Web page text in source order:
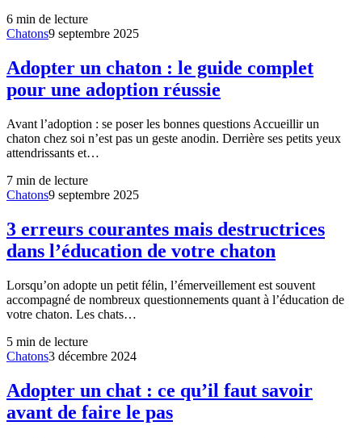
6 min de lecture
Chatons9 septembre 2025
Adopter un chaton : le guide complet
pour une adoption réussie
Avant l’adoption : se poser les bonnes questions Accueillir un
chaton chez soi n’est pas un geste anodin. Derrière ses petits yeux
attendrissants et…
7 min de lecture
Chatons9 septembre 2025
3 erreurs courantes mais destructrices
dans l’éducation de votre chaton
Lorsqu’on adopte un petit félin, l’émerveillement est souvent
accompagné de nombreux questionnements quant à l’éducation de
votre chaton. Les chats…
5 min de lecture
Chatons3 décembre 2024
Adopter un chat : ce qu’il faut savoir
avant de faire le pas